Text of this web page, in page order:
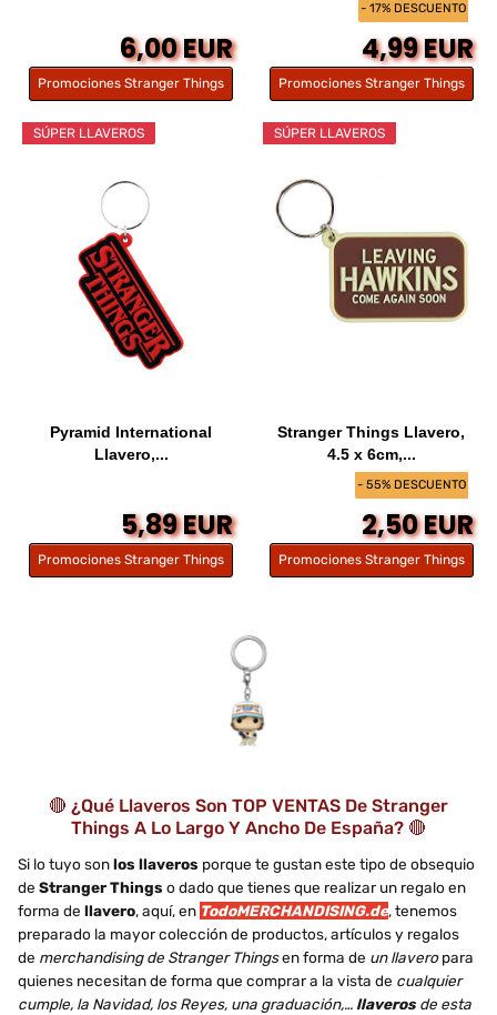
6,00 EUR
Promociones Stranger Things
- 17% DESCUENTO
4,99 EUR
Promociones Stranger Things
SÚPER LLAVEROS
Pyramid International
Llavero,...
5,89 EUR
Promociones Stranger Things
- 55% DESCUENTO
SÚPER LLAVEROS
Stranger Things Llavero,
4.5 x 6cm,...
2,50 EUR
Promociones Stranger Things
🔴 ¿Qué Llaveros Son TOP VENTAS De Stranger
Things A Lo Largo Y Ancho De España? 🔴
Si lo tuyo sonlos llaveros porque te gustan este tipo de obsequio
de Stranger Things o dado que tienes que realizar un regalo en
forma de llavero, aquí, en TodoMERCHANDISING.de, tenemos
preparado la mayor colección de productos, artículos y regalos
de merchandising de Stranger Thingsen forma de un llaveropara
quienes necesitan de forma que comprar a la vista de cualquier
cumple, la Navidad, los Reyes, una graduación,… llaveros de esta